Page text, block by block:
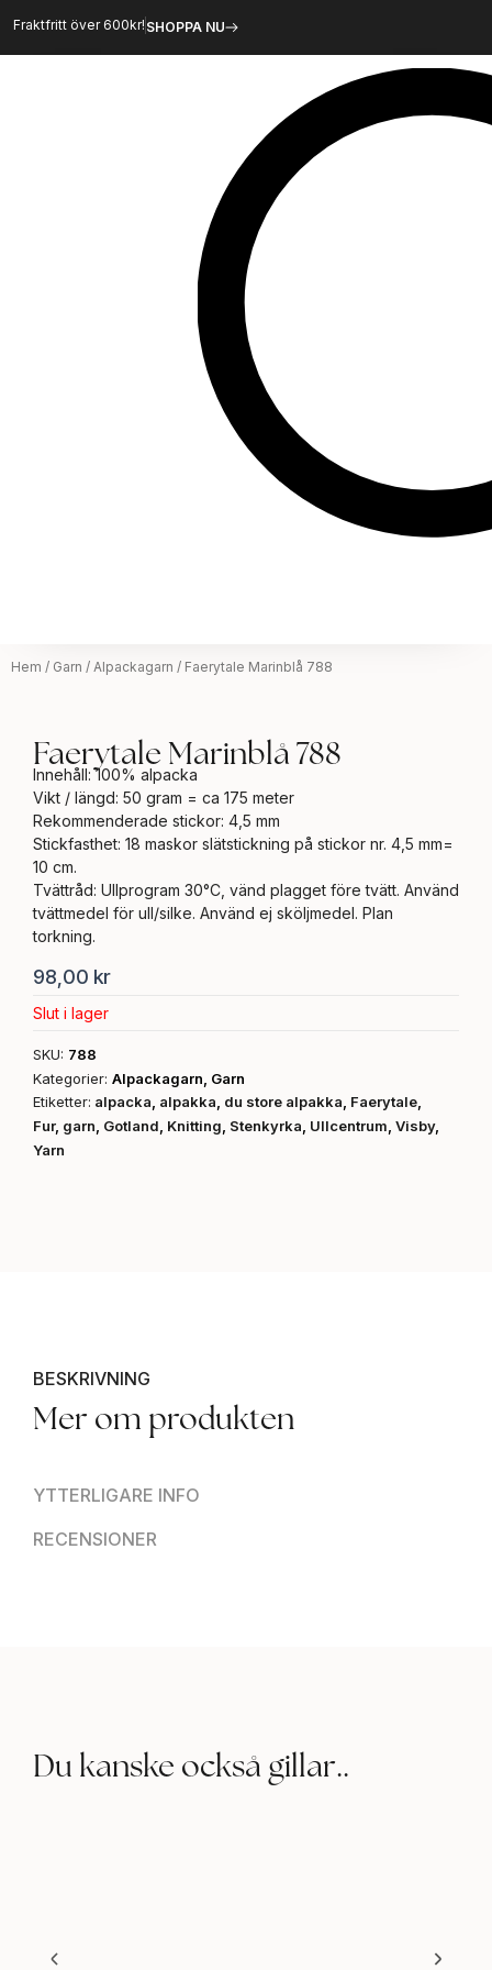
innehåll
Fraktfritt över 600kr! SHOPPA NU
Hem / Garn / Alpackagarn / Faerytale Marinblå 788
Faerytale Marinblå 788
Innehåll: 100% alpacka
Vikt / längd: 50 gram = ca 175 meter
Rekommenderade stickor: 4,5 mm
Stickfasthet: 18 maskor slätstickning på stickor nr. 4,5 mm=
10 cm.
Tvättråd: Ullprogram 30°C, vänd plagget före tvätt. Använd
tvättmedel för ull/silke. Använd ej sköljmedel. Plan
torkning.
98,00 kr
Slut i lager
SKU: 788
Kategorier: Alpackagarn Garn
Etiketter: alpacka alpakka du store alpakka Faerytale
Fur, garn Gotland Knitting Stenkyrka Ullcentrum Visby,
Yarn
BESKRIVNING
YTTERLIGARE INFO
RECENSIONER
Mer om produkten
Du kanske också gillar..